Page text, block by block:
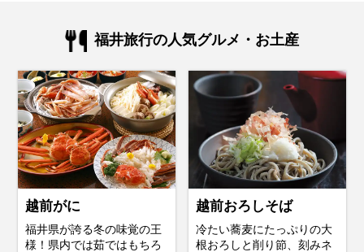
福井旅行の人気グルメ・お土産
越前がに
福井県が誇る冬の味覚の王
様！県内では茹ではもちろ
越前おろしそば
冷たい蕎麦にたっぷりの大
根おろしと削り節、刻みネ